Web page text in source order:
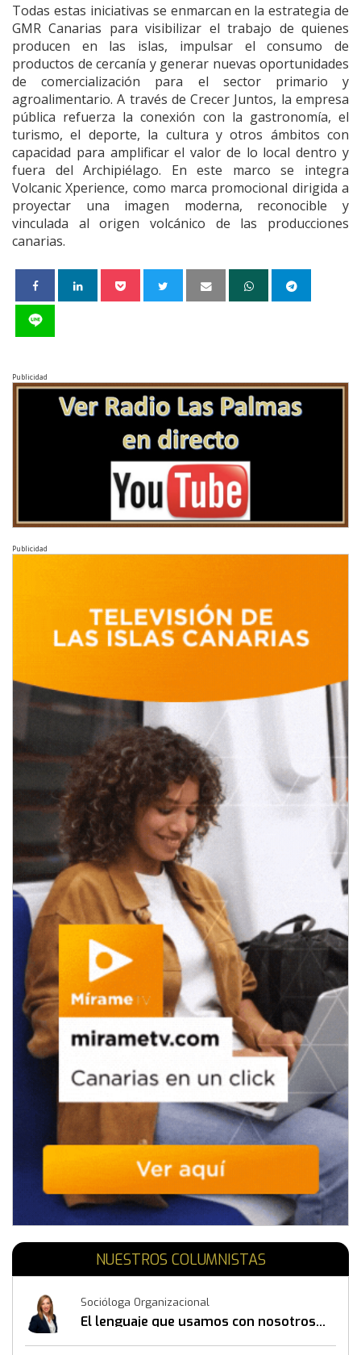
Todas estas iniciativas se enmarcan en la estrategia de
GMR Canarias para visibilizar el trabajo de quienes
producen en las islas, impulsar el consumo de
productos de cercanía y generar nuevas oportunidades
de comercialización para el sector primario y
agroalimentario. A través de Crecer Juntos, la empresa
pública refuerza la conexión con la gastronomía, el
turismo, el deporte, la cultura y otros ámbitos con
capacidad para amplificar el valor de lo local dentro y
fuera del Archipiélago. En este marco se integra
Volcanic Xperience, como marca promocional dirigida a
proyectar una imagen moderna, reconocible y
vinculada al origen volcánico de las producciones
canarias.
Publicidad
Publicidad
NUESTROS COLUMNISTAS
Socióloga Organizacional
El lenguaje que usamos con nosotros